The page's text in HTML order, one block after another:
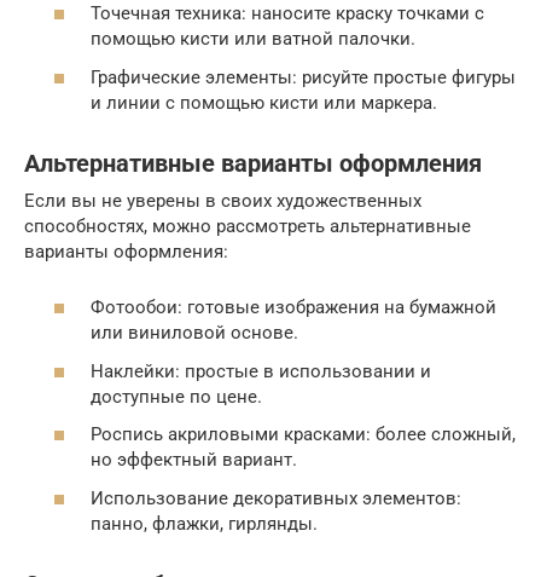
Точечная техника: наносите краску точками с
помощью кисти или ватной палочки.
Графические элементы: рисуйте простые фигуры
и линии с помощью кисти или маркера.
Альтернативные варианты оформления
Если вы не уверены в своих художественных
способностях, можно рассмотреть альтернативные
варианты оформления:
Фотообои: готовые изображения на бумажной
или виниловой основе.
Наклейки: простые в использовании и
доступные по цене.
Роспись акриловыми красками: более сложный,
но эффектный вариант.
Использование декоративных элементов:
панно, флажки, гирлянды.